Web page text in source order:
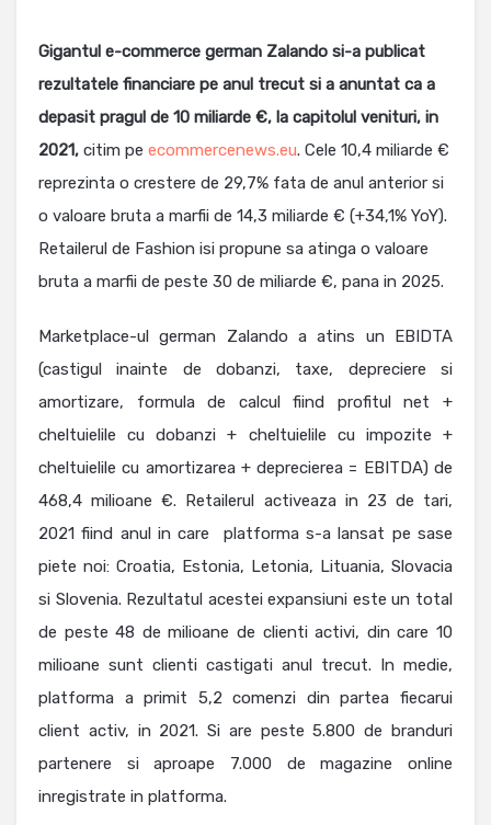
Gigantul e-commerce german Zalando si-a publicat
rezultatele financiare pe anul trecut si a anuntat ca a
depasit pragul de 10 miliarde €, la capitolul venituri, in
2021, citim pe ecommercenews.eu. Cele 10,4 miliarde €
reprezinta o crestere de 29,7% fata de anul anterior si
o valoare bruta a marfii de 14,3 miliarde € (+34,1% YoY).
Retailerul de Fashion isi propune sa atinga o valoare
bruta a marfii de peste 30 de miliarde €, pana in 2025.
Marketplace-ul german Zalando a atins un EBIDTA
(castigul inainte de dobanzi, taxe, depreciere si
amortizare, formula de calcul fiind profitul net +
cheltuielile cu dobanzi + cheltuielile cu impozite +
cheltuielile cu amortizarea + deprecierea = EBITDA) de
468,4 milioane €. Retailerul activeaza in 23 de tari,
2021 fiind anul in care platforma s-a lansat pe sase
piete noi: Croatia, Estonia, Letonia, Lituania, Slovacia
si Slovenia. Rezultatul acestei expansiuni este un total
de peste 48 de milioane de clienti activi, din care 10
milioane sunt clienti castigati anul trecut. In medie,
platforma a primit 5,2 comenzi din partea fiecarui
client activ, in 2021. Si are peste 5.800 de branduri
partenere si aproape 7.000 de magazine online
inregistrate in platforma.